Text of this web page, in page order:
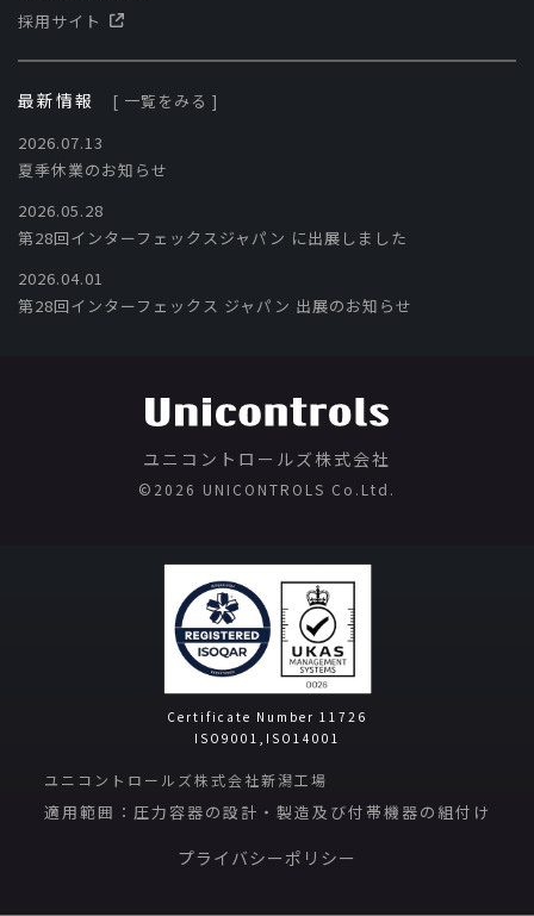
採用サイト
最新情報
[ 一覧をみる ]
2026.07.13
夏季休業のお知らせ
2026.05.28
第28回インターフェックスジャパン に出展しました
2026.04.01
第28回インターフェックス ジャパン 出展のお知らせ
ユニコントロールズ株式会社
©️2026 UNICONTROLS Co.Ltd.
Certificate Number 11726
ISO9001,ISO14001
ユニコントロールズ株式会社新潟工場
適用範囲：圧力容器の設計・製造及び付帯機器の組付け
プライバシーポリシー